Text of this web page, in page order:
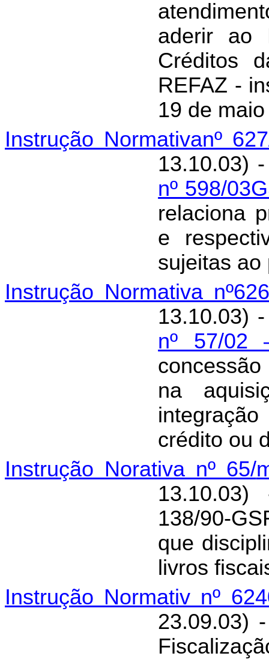
aderir ao
Créditos
REFAZ -
19 de
Instrução Normativanº
13.10.03)
nº 598/
relaciona
e
sujeitas ao
Instrução Normativa
13.10.03)
nº 57/02
na
crédito ou
Instrução Norativa nº 65/
138/90-
que
livros
Instrução Normativ nº
23.09.03)